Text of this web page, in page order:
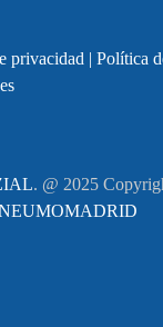
privacidad | Política
. @ 2025